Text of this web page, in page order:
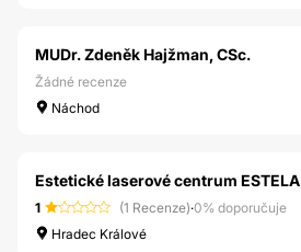
MUDr. Zdeněk Hajžman, CSc.
Žádné recenze
Náchod
Estetické laserové centrum ESTELA
1 (1 Recenze)·0% doporučuje
Hradec Králové